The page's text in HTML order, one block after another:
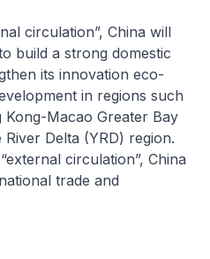
circulation”, China will
build a strong domestic
its innovation eco-
in regions such
Macao Greater Bay
Delta (YRD) region.
circulation”, China
trade and